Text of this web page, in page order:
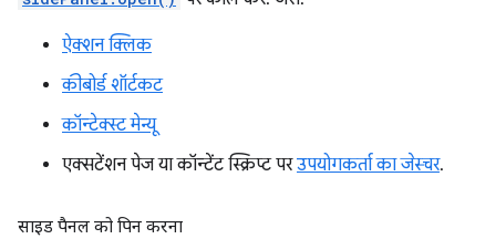
ऐक्शन क्लिक
कीबोर्ड शॉर्टकट
कॉन्टेक्स्ट मेन्यू
एक्सटेंशन पेज या कॉन्टेंट स्क्रिप्ट परउपयोगकर्ता का जेस्चर.
साइड पैनल को पिन करना